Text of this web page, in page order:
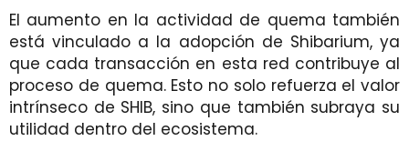
El aumento en la actividad de quema también
está vinculado a la adopción de Shibarium, ya
que cada transacción en esta red contribuye al
proceso de quema. Esto no solo refuerza el valor
intrínseco de SHIB, sino que también subraya su
utilidad dentro del ecosistema.